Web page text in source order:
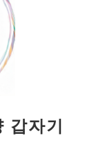
자기